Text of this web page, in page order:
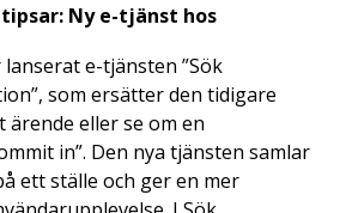
Ny e-tjänst hos
e-tjänsten ”Sök
som ersätter den tidigare
ärende eller se om en
in”. Den nya tjänsten samlar
ett ställe och ger en mer